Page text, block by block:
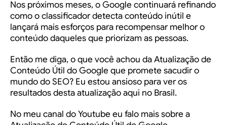
Nos próximos meses, o Google continuará refinando
como o classificador detecta conteúdo inútil e
lançará mais esforços para recompensar melhor o
conteúdo daqueles que priorizam as pessoas.
Então me diga, o que você achou da Atualização de
Conteúdo Útil do Google que promete sacudir o
mundo do SEO? Eu estou ansioso para ver os
resultados desta atualização aqui no Brasil.
No meu canal do Youtube eu falo mais sobre a